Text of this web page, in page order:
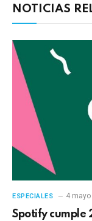
NOTICIAS
ESPECIALES 4
Spotify cumple